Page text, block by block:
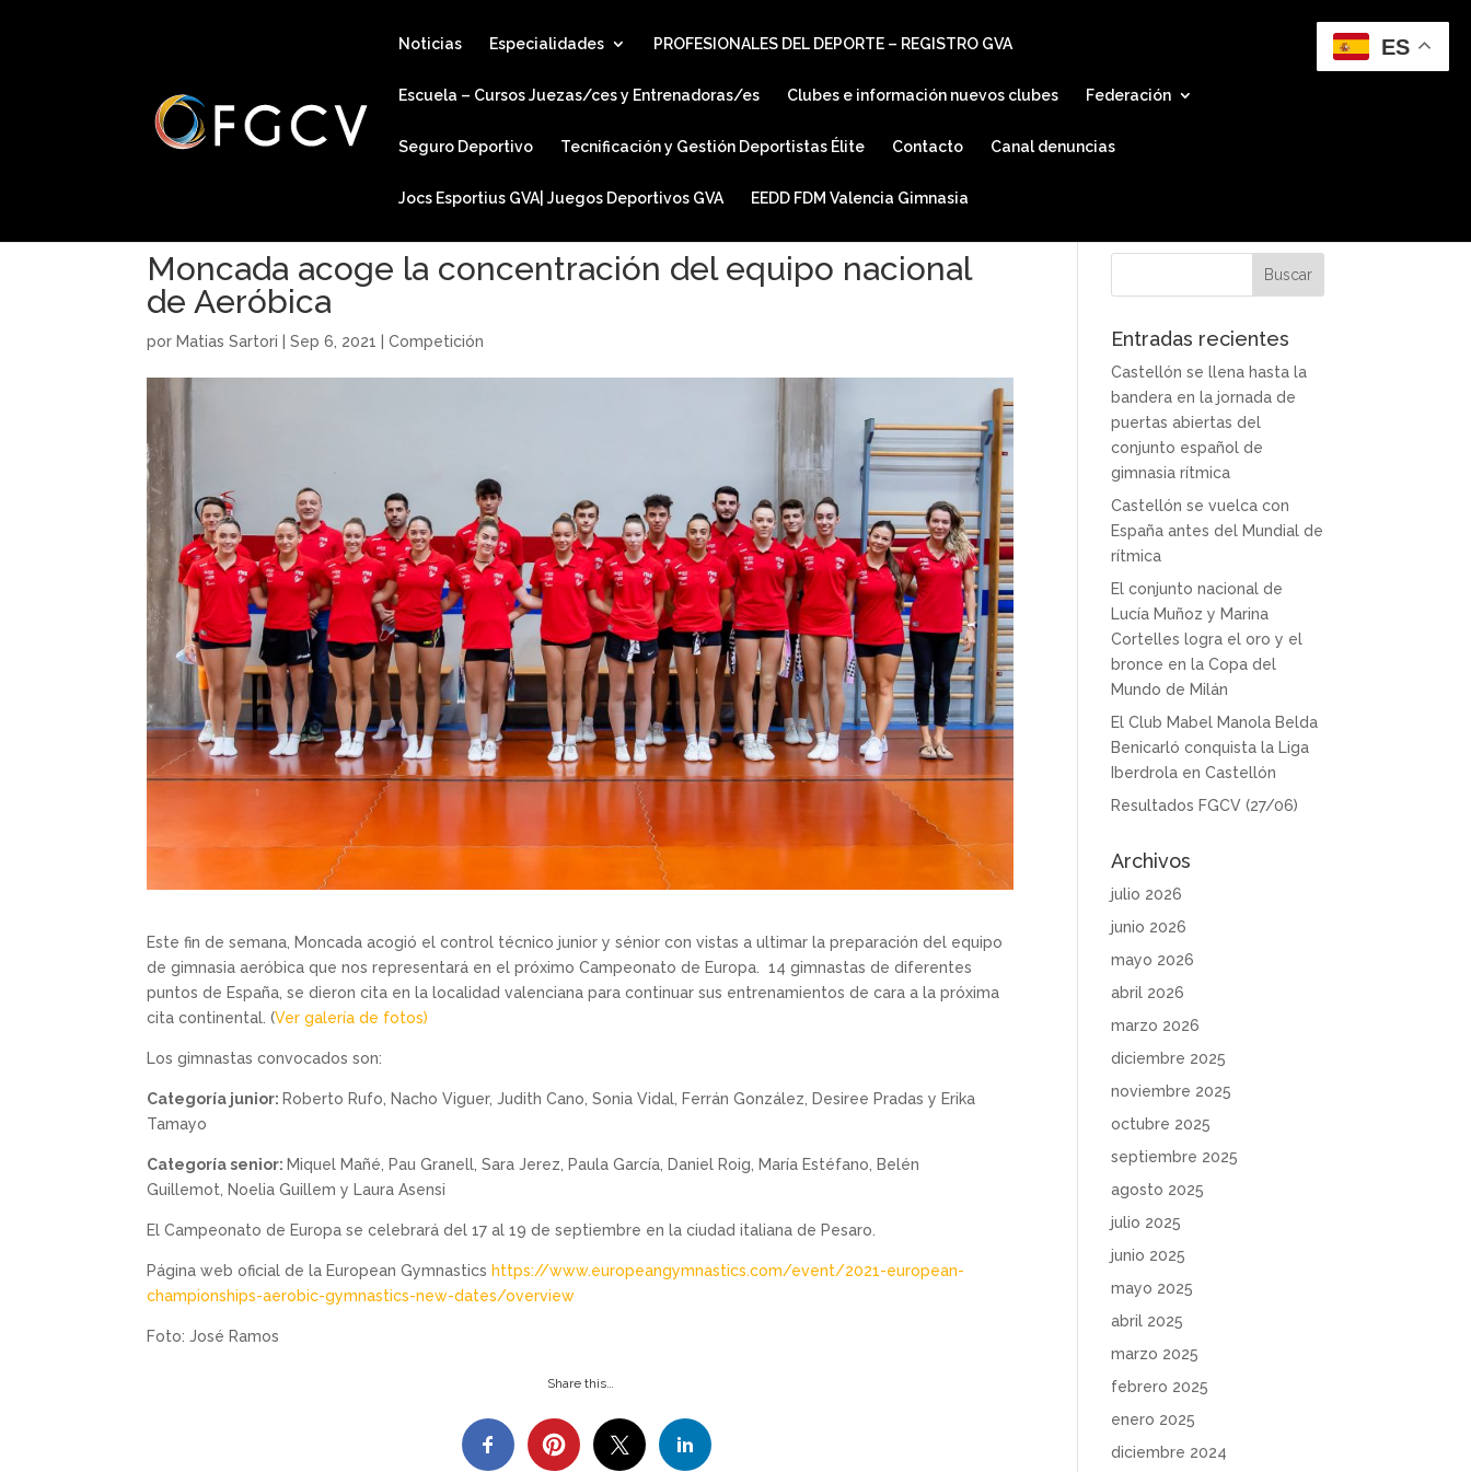
Noticias Especialidades PROFESIONALES DEL DEPORTE – REGISTRO GVA
Escuela – Cursos Juezas/ces y Entrenadoras/es Clubes e información nuevos clubes Federación
Seguro Deportivo Tecnificación y Gestión Deportistas Élite Contacto Canal denuncias
Jocs Esportius GVA| Juegos Deportivos GVA EEDD FDM Valencia Gimnasia
Moncada acoge la concentración del equipo nacional
de Aeróbica
por Matias Sartori |Sep 6, 2021 |Competición
Este fin de semana, Moncada acogió el control técnico junior y sénior con vistas a ultimar la preparación del equipo
de gimnasia aeróbica que nos representará en el próximo Campeonato de Europa. 14 gimnastas de diferentes
puntos de España, se dieron cita en la localidad valenciana para continuar sus entrenamientos de cara a la próxima
cita continental. (Ver galería de fotos)
Los gimnastas convocados son:
Categoría junior: Roberto Rufo, Nacho Viguer, Judith Cano, Sonia Vidal, Ferrán González, Desiree Pradas y Erika
Tamayo
Categoría senior: Miquel Mañé, Pau Granell, Sara Jerez, Paula García, Daniel Roig, María Estéfano, Belén
Guillemot, Noelia Guillem y Laura Asensi
El Campeonato de Europa se celebrará del 17 al 19 de septiembre en la ciudad italiana de Pesaro.
Página web oficial de la European Gymnastics https://www.europeangymnastics.com/event/2021-european-
championships-aerobic-gymnastics-new-dates/overview
Foto: José Ramos
Share this…
Entradas recientes
Castellón se llena hasta la
bandera en la jornada de
puertas abiertas del
conjunto español de
gimnasia rítmica
Castellón se vuelca con
España antes del Mundial de
rítmica
El conjunto nacional de
Lucía Muñoz y Marina
Cortelles logra el oro y el
bronce en la Copa del
Mundo de Milán
El Club Mabel Manola Belda
Benicarló conquista la Liga
Iberdrola en Castellón
Resultados FGCV (27/06)
Archivos
julio 2026
junio 2026
mayo 2026
abril 2026
marzo 2026
diciembre 2025
noviembre 2025
octubre 2025
septiembre 2025
agosto 2025
julio 2025
junio 2025
mayo 2025
abril 2025
marzo 2025
febrero 2025
enero 2025
diciembre 2024
ES